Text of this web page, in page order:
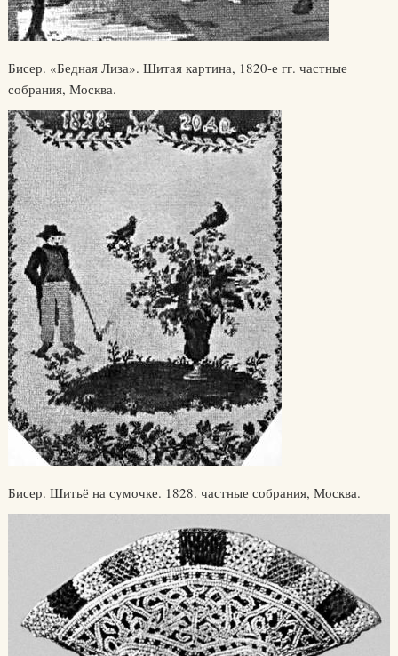
Бисер. «Бедная Лиза». Шитая картина, 1820-е гг. частные
собрания, Москва.
Бисер. Шитьё на сумочке. 1828. частные собрания, Москва.